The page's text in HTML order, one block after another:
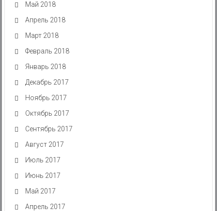
Май 2018
Апрель 2018
Март 2018
Февраль 2018
Январь 2018
Декабрь 2017
Ноябрь 2017
Октябрь 2017
Сентябрь 2017
Август 2017
Июль 2017
Июнь 2017
Май 2017
Апрель 2017